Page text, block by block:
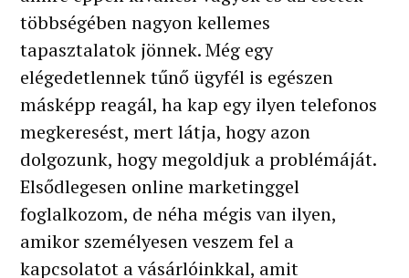
többségében nagyon kellemes
tapasztalatok jönnek. Még egy
elégedetlennek tűnő ügyfél is egészen
másképp reagál, ha kap egy ilyen telefonos
megkeresést, mert látja, hogy azon
dolgozunk, hogy megoldjuk a problémáját.
Elsődlegesen online marketinggel
foglalkozom, de néha mégis van ilyen,
amikor személyesen veszem fel a
kapcsolatot a vásárlóinkkal, amit